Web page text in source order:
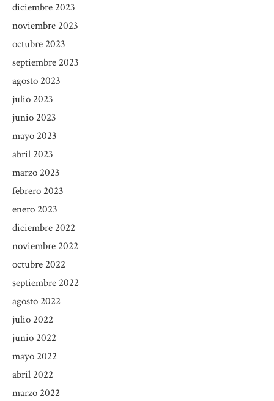
diciembre 2023
noviembre 2023
octubre 2023
septiembre 2023
agosto 2023
julio 2023
junio 2023
mayo 2023
abril 2023
marzo 2023
febrero 2023
enero 2023
diciembre 2022
noviembre 2022
octubre 2022
septiembre 2022
agosto 2022
julio 2022
junio 2022
mayo 2022
abril 2022
marzo 2022